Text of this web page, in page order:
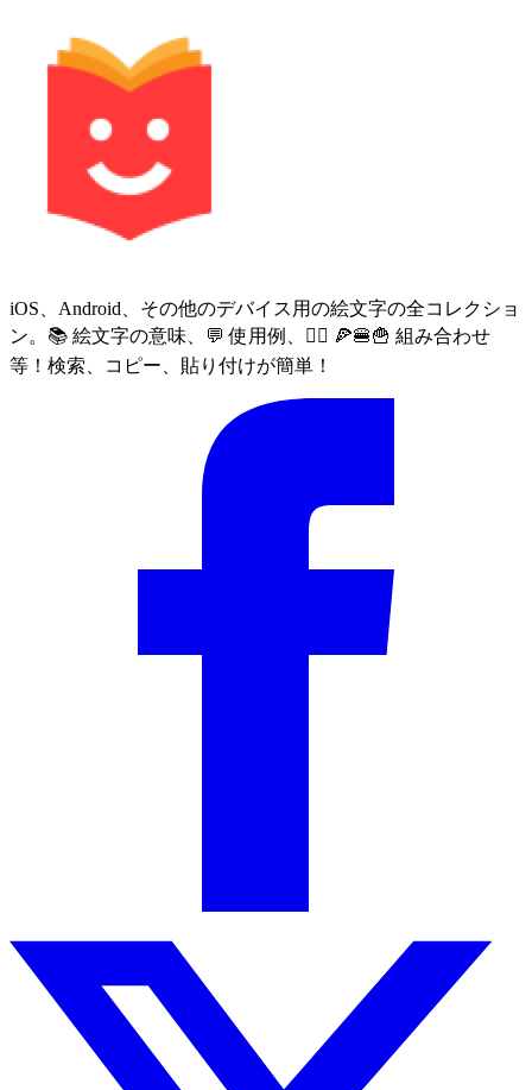
iOS、Android、その他のデバイス用の絵文字の全コレクショ
ン。📚 絵文字の意味、💬 使用例、🙅‍♀️ 🍕🍔🍟 組み合わせ
等！検索、コピー、貼り付けが簡単！